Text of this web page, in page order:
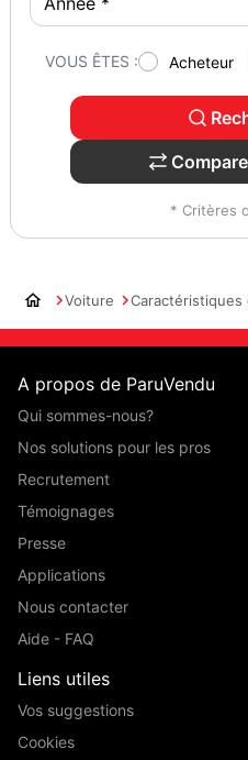
VOUS ÊTES : Acheteur
* Critères
Voiture Caractéristiques
A propos de ParuVendu
Qui sommes-nous?
Nos solutions pour les pros
Recrutement
Témoignages
Presse
Applications
Nous contacter
Aide - FAQ
Liens utiles
Vos suggestions
Cookies